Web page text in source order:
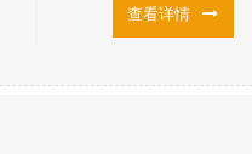
查看详情